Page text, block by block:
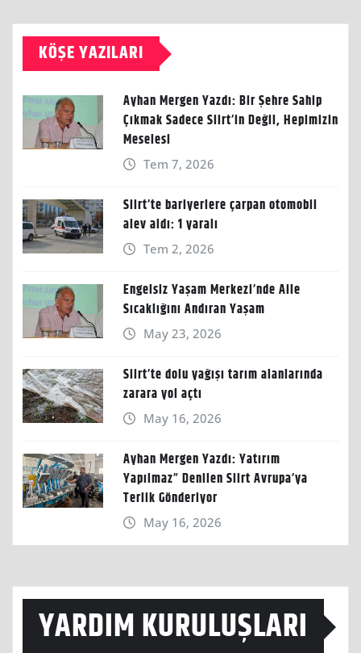
KÖŞE YAZILARI
Ayhan Mergen Yazdı: Bir Şehre Sahip
Çıkmak Sadece Siirt’in Değil, Hepimizin
Meselesi
Tem 7, 2026
Siirt’te bariyerlere çarpan otomobil
alev aldı: 1 yaralı
Tem 2, 2026
Engelsiz Yaşam Merkezi’nde Aile
Sıcaklığını Andıran Yaşam
May 23, 2026
Siirt’te dolu yağışı tarım alanlarında
zarara yol açtı
May 16, 2026
Ayhan Mergen Yazdı: Yatırım
Yapılmaz” Denilen Siirt Avrupa’ya
Terlik Gönderiyor
May 16, 2026
YARDIM KURULUŞLARI